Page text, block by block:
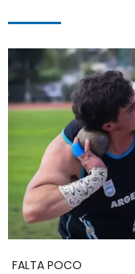
FALTA POCO